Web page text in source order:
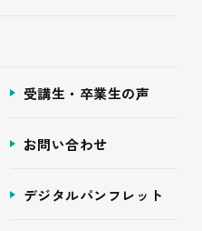
受講生・卒業生の声
お問い合わせ
デジタルパンフレット